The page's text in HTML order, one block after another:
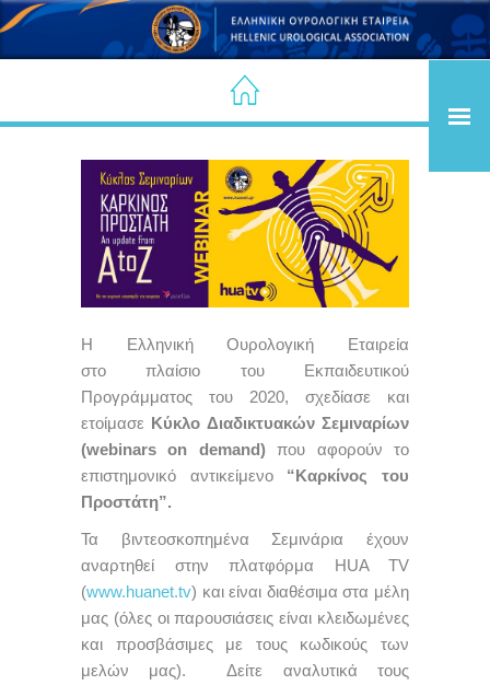
Η Ελληνική Ουρολογική Εταιρεία
στο πλαίσιο του Εκπαιδευτικού
Προγράμματος του 2020, σχεδίασε και
ετοίμασε Κύκλο Διαδικτυακών Σεμιναρίων
(webinars on demand)που αφορούν το
επιστημονικό αντικείμενο “Καρκίνος του
Προστάτη”.
Τα βιντεοσκοπημένα Σεμινάρια έχουν
αναρτηθεί στην πλατφόρμα HUA TV
(www.huanet.tv) και είναι διαθέσιμα στα μέλη
μας (όλες οι παρουσιάσεις είναι κλειδωμένες
και προσβάσιμες με τους κωδικούς των
μελών μας). Δείτε αναλυτικά τους